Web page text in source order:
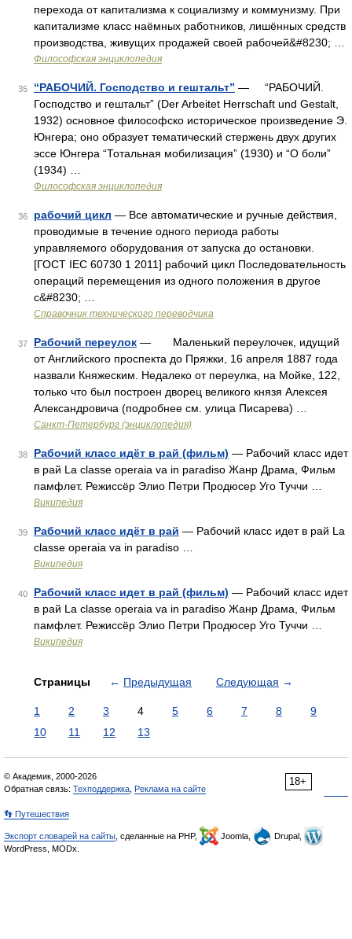
перехода от капитализма к социализму и коммунизму. При
капитализме класс наёмных работников, лишённых средств
производства, живущих продажей своей рабочей&#8230; …
Философская энциклопедия
35 “РАБОЧИЙ. Господство и гештальт” — “РАБОЧИЙ.
Господство и гештальт” (Der Arbeitet Herrschaft und Gestalt,
1932) основное философско историческое произведение Э.
Юнгера; оно образует тематический стержень двух других
эссе Юнгера “Тотальная мобилизация” (1930) и “О боли”
(1934) …
Философская энциклопедия
36 рабочий цикл — Все автоматические и ручные действия,
проводимые в течение одного периода работы
управляемого оборудования от запуска до остановки.
[ГОСТ IЕС 60730 1 2011] рабочий цикл Последовательность
операций перемещения из одного положения в другое
с&#8230; …
Справочник технического переводчика
37 Рабочий переулок — Маленький переулочек, идущий
от Английского проспекта до Пряжки, 16 апреля 1887 года
назвали Княжеским. Недалеко от переулка, на Мойке, 122,
только что был построен дворец великого князя Алексея
Александровича (подробнее см. улица Писарева) …
Санкт-Петербург (энциклопедия)
38 Рабочий класс идёт в рай (фильм) — Рабочий класс идет
в рай La classe operaia va in paradiso Жанр Драма, Фильм
памфлет. Режиссёр Элио Петри Продюсер Уго Туччи …
Википедия
39 Рабочий класс идёт в рай — Рабочий класс идет в рай La
classe operaia va in paradiso …
Википедия
40 Рабочий класс идет в рай (фильм) — Рабочий класс идет
в рай La classe operaia va in paradiso Жанр Драма, Фильм
памфлет. Режиссёр Элио Петри Продюсер Уго Туччи …
Википедия
Страницы ← Предыдущая Следующая →
1 2 3 4 5 6 7 8
9
10
11 12 13
18+
© Академик, 2000-2026
Обратная связь: Техподдержка Реклама на сайте
👣 Путешествия
Экспорт словарей на сайты , сделанные на PHP, Joomla,
Drupal,
WordPress, MODx.